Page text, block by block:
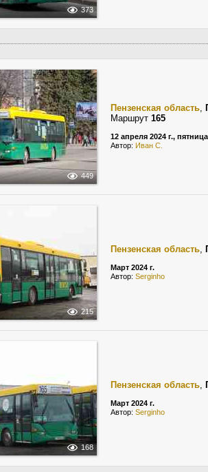
373
449
Пензенская область,
Маршрут 165
12 апреля 2024 г., пятница
Автор: Иван С.
215
Пензенская область,
Март 2024 г.
Автор: Serginho
168
Пензенская область,
Март 2024 г.
Автор: Serginho